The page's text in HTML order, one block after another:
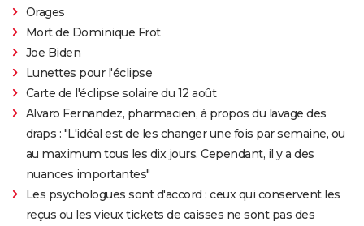
Orages
Mort de Dominique Frot
Joe Biden
Lunettes pour l'éclipse
Carte de l'éclipse solaire du 12 août
Alvaro Fernandez, pharmacien, à propos du lavage des
draps : "L'idéal est de les changer une fois par semaine, ou
au maximum tous les dix jours. Cependant, il y a des
nuances importantes"
Les psychologues sont d'accord : ceux qui conservent les
reçus ou les vieux tickets de caisses ne sont pas des